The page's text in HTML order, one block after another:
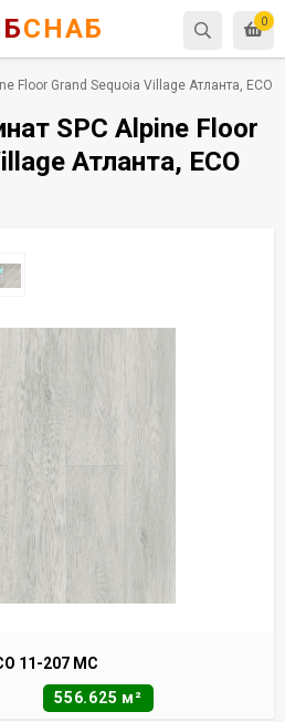
0
СНАБ
Floor Grand Sequoia Village Атланта, ECO
SPC Alpine Floor
Атланта, ECO
11-207 MC
556.625 м²